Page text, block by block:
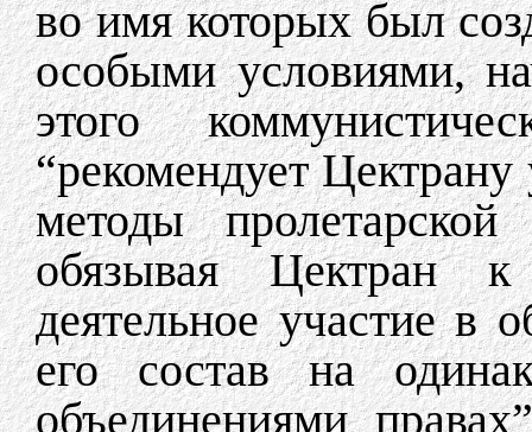
во имя которых был
особыми условиями,
этого
“рекомендует
методы
обязывая Цектран
деятельное участие
его состав на
объединениями